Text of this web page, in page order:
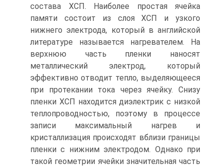
состава ХСП. Наиболее простая ячейка
памяти состоит из слоя ХСП и узкого
нижнего электрода, который в английской
литературе называется нагревателем. На
верхнюю часть пленки наносят
металлический электрод, который
эффективно отводит тепло, выделяющееся
при протекании тока через ячейку. Снизу
пленки ХСП находится диэлектрик с низкой
теплопроводностью, поэтому в процессе
записи максимальный нагрев и
кристаллизация происходят вблизи границы
пленки с нижним электродом. Однако при
такой геометрии ячейки значительная часть